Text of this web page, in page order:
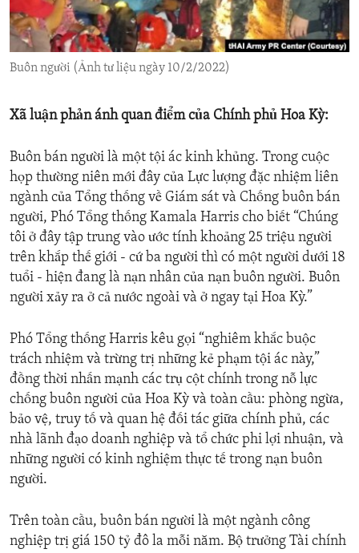
ENVIRONMENT AND HEALTH
IDEALS AND INSTITUTIONS
Buôn người (Ảnh tư liệu ngày 10/2/2022)
Xã luận phản ánh quan điểm của Chính phủ Hoa Kỳ:
Buôn bán người là một tội ác kinh khủng. Trong cuộc
họp thường niên mới đây của Lực lượng đặc nhiệm liên
ngành của Tổng thống về Giám sát và Chống buôn bán
người, Phó Tổng thống Kamala Harris cho biết “Chúng
tôi ở đây tập trung vào ước tính khoảng 25 triệu người
trên khắp thế giới - cứ ba người thì có một người dưới 18
tuổi - hiện đang là nạn nhân của nạn buôn người. Buôn
người xảy ra ở cả nước ngoài và ở ngay tại Hoa Kỳ.”
Phó Tổng thống Harris kêu gọi “nghiêm khắc buộc
trách nhiệm và trừng trị những kẻ phạm tội ác này,”
đồng thời nhấn mạnh các trụ cột chính trong nỗ lực
chống buôn người của Hoa Kỳ và toàn cầu: phòng ngừa,
bảo vệ, truy tố và quan hệ đối tác giữa chính phủ, các
nhà lãnh đạo doanh nghiệp và tổ chức phi lợi nhuận, và
những người có kinh nghiệm thực tế trong nạn buôn
người.
Trên toàn cầu, buôn bán người là một ngành công
nghiệp trị giá 150 tỷ đô la mỗi năm. Bộ trưởng Tài chính